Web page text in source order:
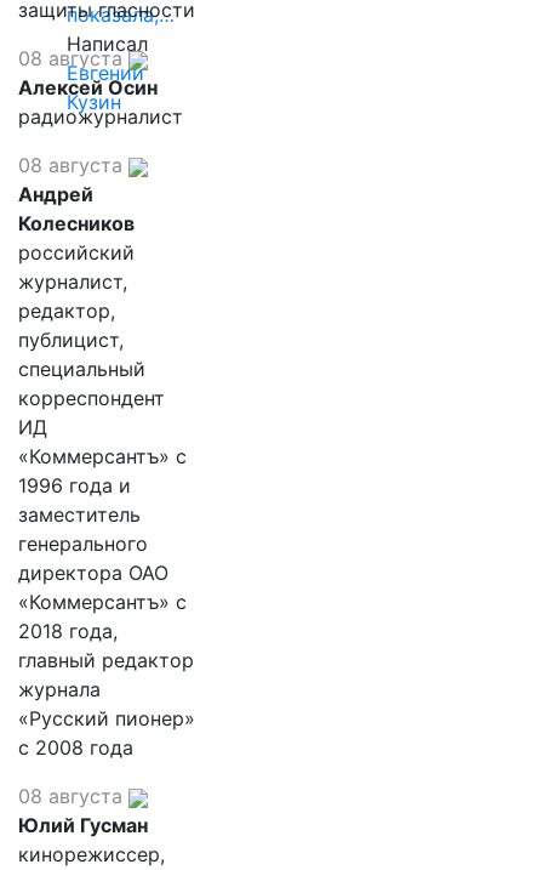
показала,…
Написал
Евгений
Кузин
защиты гласности
08 августа
Алексей Осин
радиожурналист
08 августа
Андрей
Колесников
российский
журналист,
редактор,
публицист,
специальный
корреспондент
ИД
«Коммерсантъ» с
1996 года и
заместитель
генерального
директора ОАО
«Коммерсантъ» с
2018 года,
главный редактор
журнала
«Русский пионер»
с 2008 года
08 августа
Юлий Гусман
кинорежиссер,